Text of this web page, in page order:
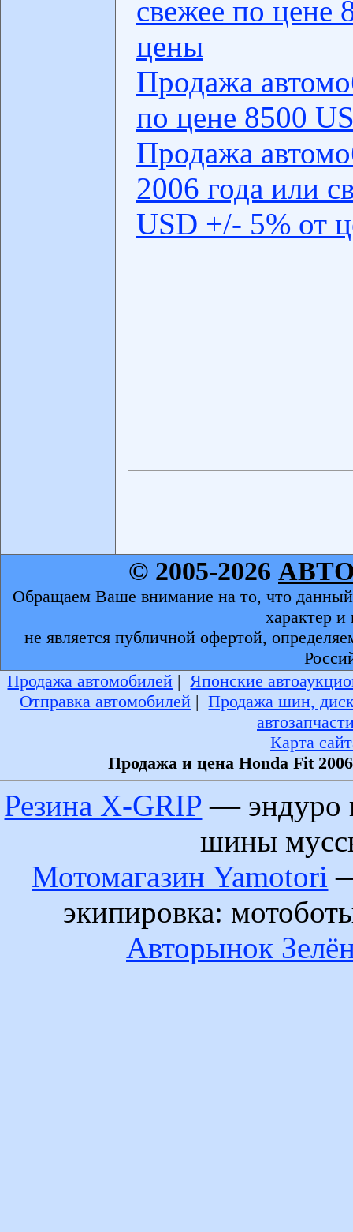
свежее по цене
цены
Продажа
по цене 8500
Продажа
2006 года или
USD +/- 5% от
© 2005-2026
Обращаем Ваше внимание на то, что
характер
не является публичной офертой,
Продажа автомобилей | Японские
Отправка автомобилей |Продажа шин,
Карта
Продажа и цена Honda Fit
Резина X-GRIP — эндуро
шины
Мотомагазин Yamotori
экипировка:
Авторынок